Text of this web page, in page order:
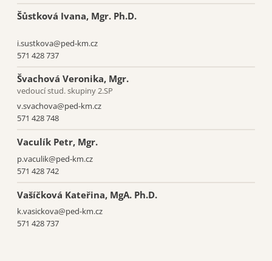
Šůstková Ivana, Mgr. Ph.D.
i.sustkova@ped‑km.cz
571 428 737
Švachová Veronika, Mgr.
vedoucí stud. skupiny 2.SP
v.svachova@ped-km.cz
571 428 748
Vaculík Petr, Mgr.
p.vaculik@ped-km.cz
571 428 742
Vašíčková Kateřina, MgA. Ph.D.
k.vasickova@ped-km.cz
571 428 737